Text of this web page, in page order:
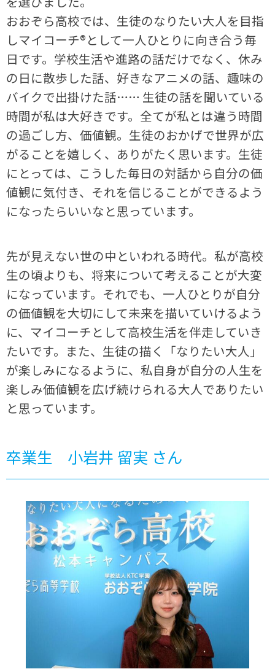
おおぞら高校では、生徒のなりたい大人を目指
しマイコーチ®として一人ひとりに向き合う毎
日です。学校生活や進路の話だけでなく、休み
の日に散歩した話、好きなアニメの話、趣味の
バイクで出掛けた話…… 生徒の話を聞いている
時間が私は大好きです。全てが私とは違う時間
の過ごし方、価値観。生徒のおかげで世界が広
がることを嬉しく、ありがたく思います。生徒
にとっては、こうした毎日の対話から自分の価
値観に気付き、それを信じることができるよう
になったらいいなと思っています。
先が見えない世の中といわれる時代。私が高校
生の頃よりも、将来について考えることが大変
になっています。それでも、一人ひとりが自分
の価値観を大切にして未来を描いていけるよう
に、マイコーチとして高校生活を伴走していき
たいです。また、生徒の描く「なりたい大人」
が楽しみになるように、私自身が自分の人生を
楽しみ価値観を広げ続けられる大人でありたい
と思っています。
卒業生 小岩井 留実 さん